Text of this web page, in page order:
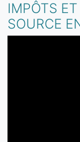
IMPÔTS
SOURCE